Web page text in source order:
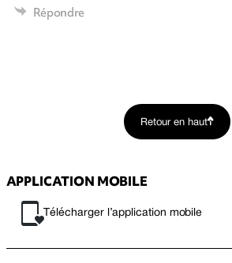
Répondre
Retour en haut
APPLICATION MOBILE
Télécharger l’application mobile